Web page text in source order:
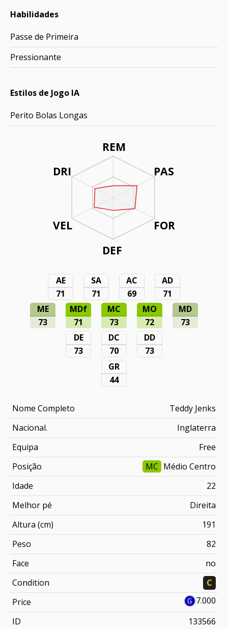
REM
PAS
FOR
DEF
DRI
VEL
AE
71
SA
71
AC
69
AD
71
ME
73
MDf
71
MC
73
MO
72
MD
73
DE
73
DC
70
DD
73
GR
44
Nome Completo
Teddy Jenks
Nacional.
Inglaterra
Equipa
Free
Posição
MC Médio Centro
Idade
22
Melhor pé
Direita
Altura (cm)
191
Peso
82
Face
no
Condition
C
Price
7.000
ID
133566
Habilidades
Passe de Primeira
Pressionante
Estilos de Jogo IA
Perito Bolas Longas